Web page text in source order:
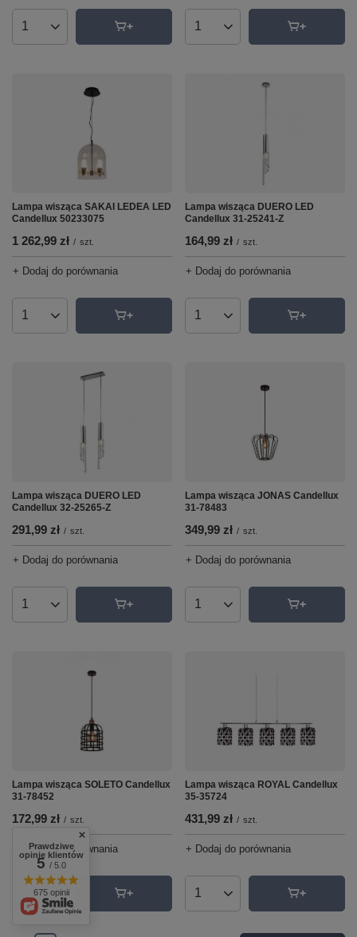
Ilość produktów Ilość produktów
Lampa wisząca SAKAI LEDEA LED
Candellux 50233075
1 262,99 zł / szt.
+ Dodaj do porównania
Ilość produktów
Lampa wisząca DUERO LED
Candellux 31-25241-Z
164,99 zł / szt.
+ Dodaj do porównania
Ilość produktów
Lampa wisząca DUERO LED
Candellux 32-25265-Z
291,99 zł / szt.
+ Dodaj do porównania
Ilość produktów
Lampa wisząca JONAS Candellux
31-78483
349,99 zł / szt.
+ Dodaj do porównania
Ilość produktów
Lampa wisząca SOLETO Candellux
31-78452
172,99 zł / szt.
+ Dodaj do porównania
Ilość produktów
Lampa wisząca ROYAL Candellux
35-35724
431,99 zł / szt.
+ Dodaj do porównania
Ilość produktów
Prawdziwe
opinie klientów
5/ 5.0
675 opinii